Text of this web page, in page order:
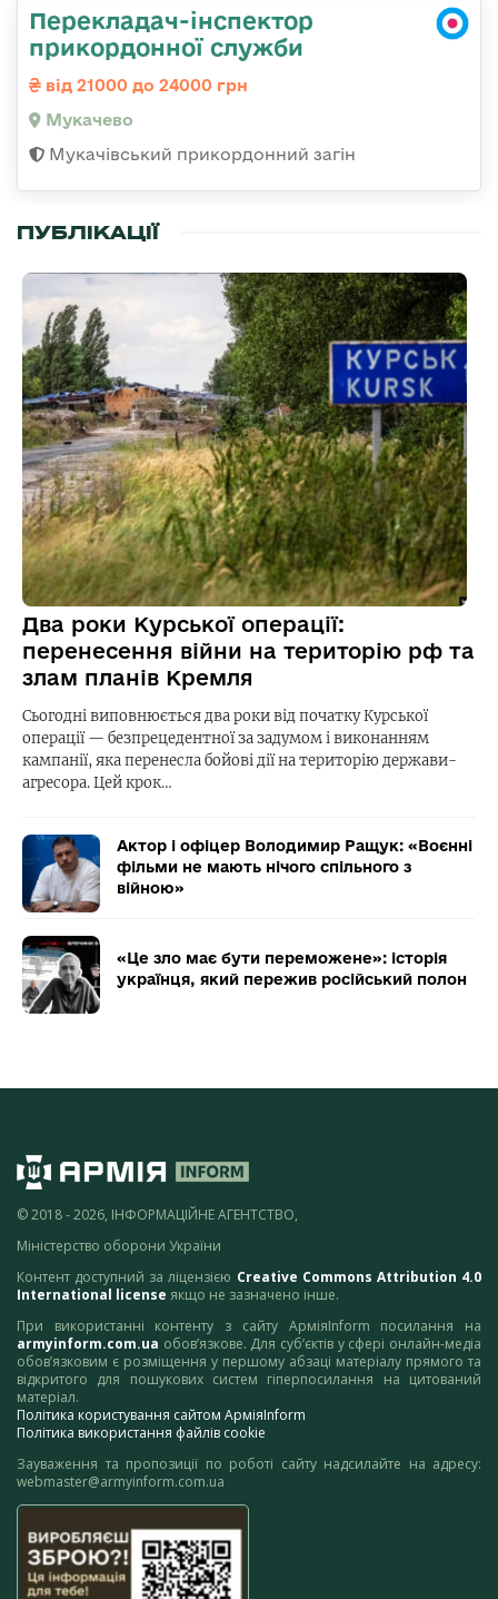
Перекладач-інспектор
прикордонної служби
від 21000 до 24000 грн
Мукачево
Мукачівський прикордонний загін
ПУБЛІКАЦІЇ
Два роки Курської операції:
перенесення війни на територію рф та
злам планів Кремля
Сьогодні виповнюється два роки від початку Курської
операції — безпрецедентної за задумом і виконанням
кампанії, яка перенесла бойові дії на територію держави-
агресора. Цей крок…
Актор і офіцер Володимир Ращук: «Воєнні
фільми не мають нічого спільного з
війною»
«Це зло має бути переможене»: історія
українця, який пережив російський полон
© 2018 - 2026, ІНФОРМАЦІЙНЕ АГЕНТСТВО,
Міністерство оборони України
Контент доступний за ліцензією Creative Commons Attribution 4.0
International license якщо не зазначено інше.
При використанні контенту з сайту АрміяInform посилання на
armyinform.com.ua обов’язкове. Для суб’єктів у сфері онлайн-медіа
обов’язковим є розміщення у першому абзаці матеріалу прямого та
відкритого для пошукових систем гіперпосилання на цитований
матеріал.
Політика користування сайтом АрміяInform
Політика використання файлів cookie
Зауваження та пропозиції по роботі сайту надсилайте на адресу:
webmaster@armyinform.com.ua